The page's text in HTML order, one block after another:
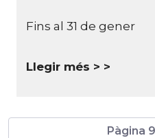
Fins al 31 de gener
Llegir més >
Pàgina